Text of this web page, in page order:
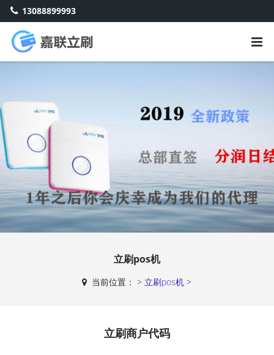
13088899993
立刷pos机
当前位置：> 立刷pos机 >
立刷商户代码